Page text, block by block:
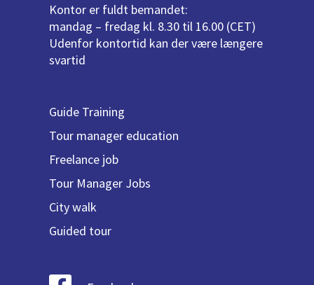
Kontor er fuldt bemandet:
mandag – fredag kl. 8.30 til 16.00 (CET)
Udenfor kontortid kan der være længere
svartid
Guide Training
Tour manager education
Freelance job
Tour Manager Jobs
City walk
Guided tour